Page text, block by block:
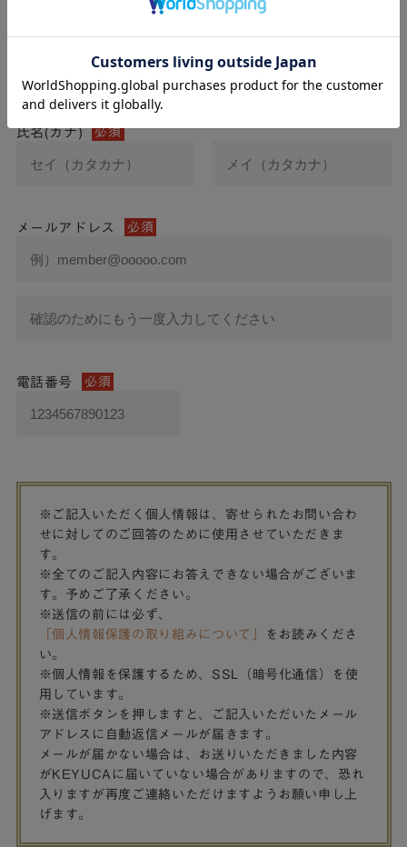
氏名 必須
氏名(カナ) 必須
メールアドレス 必須
電話番号 必須
※ご記入いただく個人情報は、寄せられたお問い合わ
せに対してのご回答のために使用させていただきま
す。
※全てのご記入内容にお答えできない場合がございま
す。予めご了承ください。
※送信の前には必ず、
「個人情報保護の取り組みについて」
をお読みくださ
い。
※個人情報を保護するため、SSL（暗号化通信）を使
用しています。
※送信ボタンを押しますと、ご記入いただいたメール
アドレスに自動返信メールが届きます。
メールが届かない場合は、お送りいただきました内容
がKEYUCAに届いていない場合がありますので、恐れ
入りますが再度ご連絡いただけますようお願い申し上
げます。